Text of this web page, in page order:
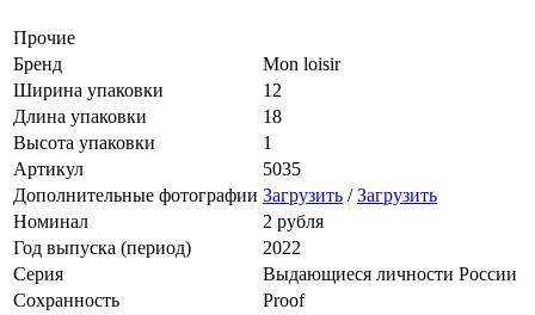
Прочие
Бренд
Mon loisir
Ширина упаковки
12
Длина упаковки
18
Высота упаковки
1
Артикул
5035
Дополнительные фотографии Загрузить /Загрузить
Номинал
2 рубля
Год выпуска (период)
2022
Серия
Выдающиеся личности России
Сохранность
Proof